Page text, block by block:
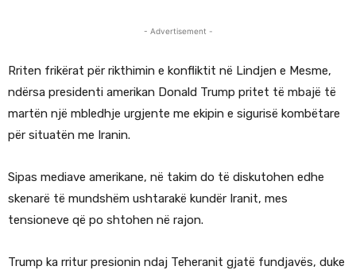
- Advertisement -
Rriten frikërat për rikthimin e konfliktit në Lindjen e Mesme,
ndërsa presidenti amerikan Donald Trump pritet të mbajë të
martën një mbledhje urgjente me ekipin e sigurisë kombëtare
për situatën me Iranin.
Sipas mediave amerikane, në takim do të diskutohen edhe
skenarë të mundshëm ushtarakë kundër Iranit, mes
tensioneve që po shtohen në rajon.
Trump ka rritur presionin ndaj Teheranit gjatë fundjavës, duke